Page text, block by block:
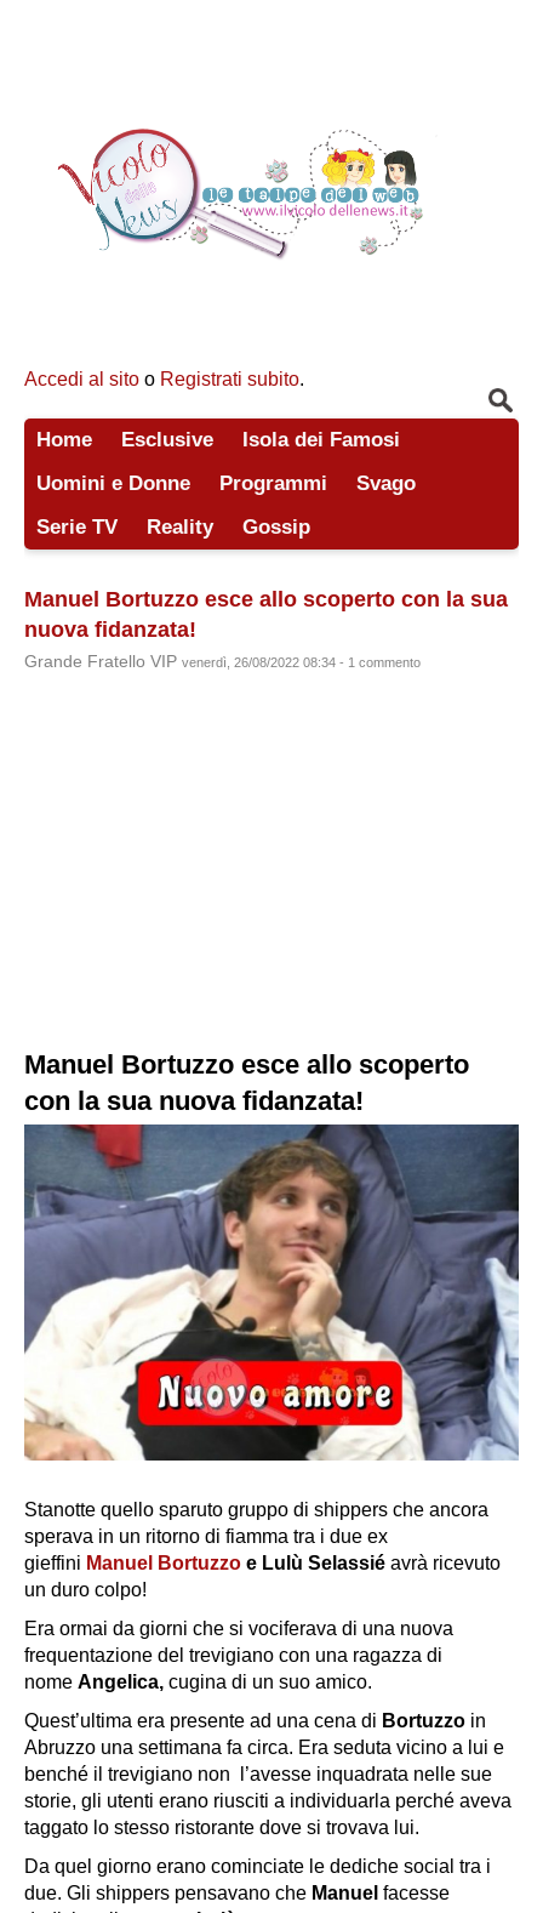
Accedi al sito o Registrati subito.
Home Esclusive
Isola dei Famosi
Uomini e Donne
Programmi
Svago
Serie TV
Reality Gossip
Manuel Bortuzzo esce allo scoperto con la sua
nuova fidanzata!
Grande Fratello VIP venerdì, 26/08/2022 08:34 - 1 commento
Manuel Bortuzzo esce allo scoperto
con la sua nuova fidanzata!
Stanotte quello sparuto gruppo di shippers che ancora
sperava in un ritorno di fiamma tra i due ex
gieffini Manuel Bortuzzo e Lulù Selassié avrà ricevuto
un duro colpo!
Era ormai da giorni che si vociferava di una nuova
frequentazione del trevigiano con una ragazza di
nome Angelica, cugina di un suo amico.
Quest’ultima era presente ad una cena di Bortuzzo in
Abruzzo una settimana fa circa. Era seduta vicino a lui e
benché il trevigiano non l’avesse inquadrata nelle sue
storie, gli utenti erano riusciti a individuarla perché aveva
taggato lo stesso ristorante dove si trovava lui.
Da quel giorno erano cominciate le dediche social tra i
due. Gli shippers pensavano che Manuel facesse